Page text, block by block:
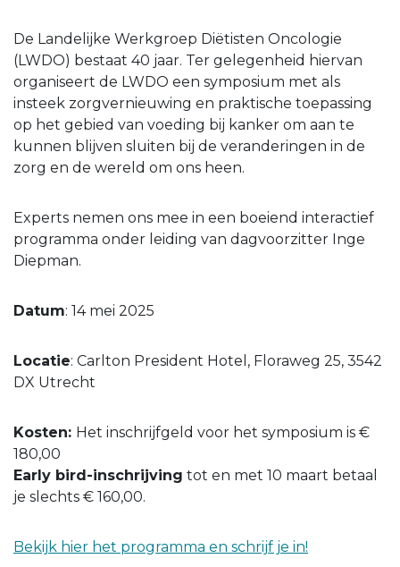
De Landelijke Werkgroep Diëtisten Oncologie
(LWDO) bestaat 40 jaar. Ter gelegenheid hiervan
organiseert de LWDO een symposium met als
insteek zorgvernieuwing en praktische toepassing
op het gebied van voeding bij kanker om aan te
kunnen blijven sluiten bij de veranderingen in de
zorg en de wereld om ons heen.
Experts nemen ons mee in een boeiend interactief
programma onder leiding van dagvoorzitter Inge
Diepman.
Datum: 14 mei 2025
Locatie: Carlton President Hotel, Floraweg 25, 3542
DX Utrecht
Kosten: Het inschrijfgeld voor het symposium is €
180,00
Early bird-inschrijving tot en met 10 maart betaal
je slechts € 160,00.
Bekijk hier het programma en schrijf je in!